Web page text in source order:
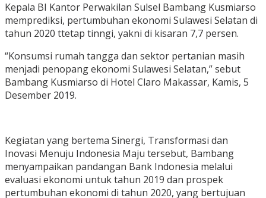
Kepala BI Kantor Perwakilan Sulsel Bambang Kusmiarso
memprediksi, pertumbuhan ekonomi Sulawesi Selatan di
tahun 2020 ttetap tinngi, yakni di kisaran 7,7 persen.
“Konsumsi rumah tangga dan sektor pertanian masih
menjadi penopang ekonomi Sulawesi Selatan,” sebut
Bambang Kusmiarso di Hotel Claro Makassar, Kamis, 5
Desember 2019.
Kegiatan yang bertema Sinergi, Transformasi dan
Inovasi Menuju Indonesia Maju tersebut, Bambang
menyampaikan pandangan Bank Indonesia melalui
evaluasi ekonomi untuk tahun 2019 dan prospek
pertumbuhan ekonomi di tahun 2020, yang bertujuan